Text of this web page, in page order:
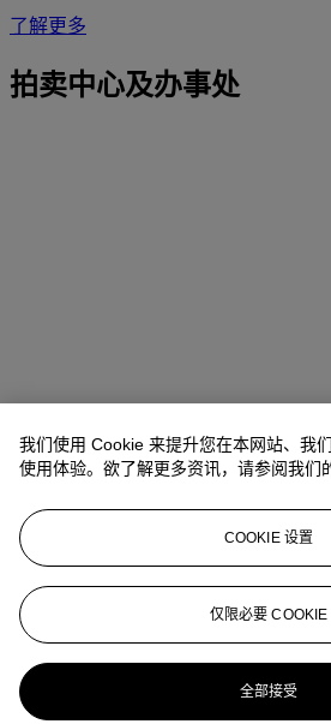
了解更多
拍卖中心及办事处
地址
9 Avenue Matignon
联络我们
+33 (0) 1 40 76 85 85
我们使用 Cookie 来提升您在本网站、我
使用体验。欲了解更多资讯，请参阅我们
COOKIE 设置
仅限必要 COOKIE
全部接受